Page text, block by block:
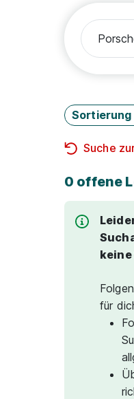
Sortierung
Suche
0 offene
für